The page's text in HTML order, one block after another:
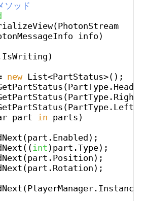
ッド
info)
new List<PartStatus>();
part in parts)
int )part.Type);